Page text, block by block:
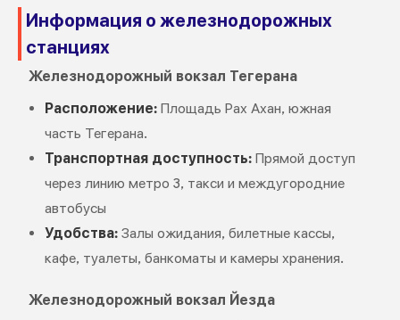
Информация о железнодорожных
станциях
Железнодорожный вокзал Тегерана
Расположение:Площадь Рах Ахан, южная
часть Тегерана.
Транспортная доступность:Прямой доступ
через линию метро 3, такси и междугородние
автобусы
Удобства:Залы ожидания, билетные кассы,
кафе, туалеты, банкоматы и камеры хранения.
Железнодорожный вокзал Йезда